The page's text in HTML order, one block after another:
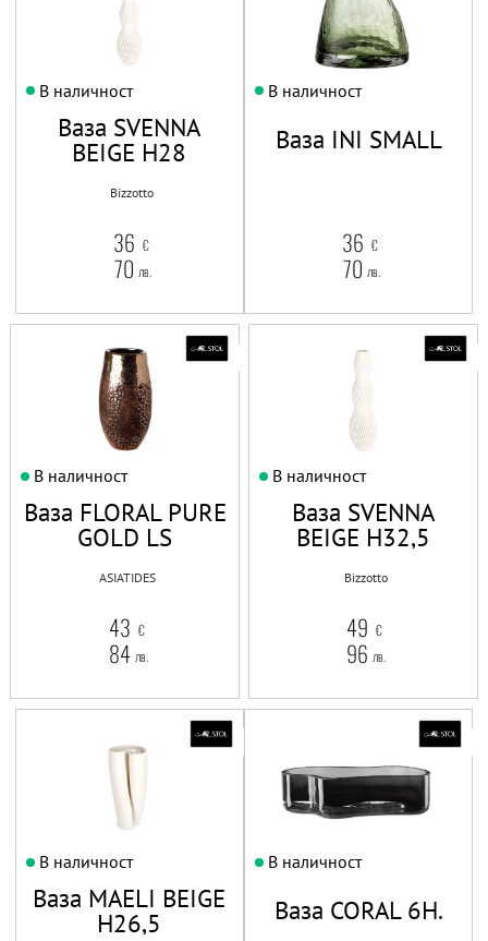
Ваза SVENNA
BEIGE H28
Bizzotto
36 €
70 лв.
В наличност
Ваза INI SMALL
36 €
70 лв.
В наличност
Ваза FLORAL PURE
GOLD LS
ASIATIDES
43 €
84 лв.
В наличност
Ваза SVENNA
BEIGE H32,5
Bizzotto
49 €
96 лв.
В наличност
Ваза MAELI BEIGE
H26,5
В наличност
Ваза CORAL 6H.
В наличност